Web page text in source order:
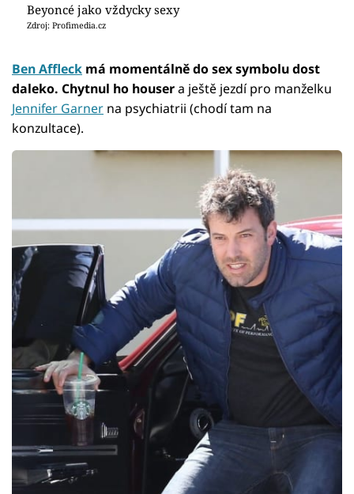
Beyoncé jako vždycky sexy
Zdroj: Profimedia.cz
Ben Affleck má momentálně do sex symbolu dost
daleko. Chytnul ho housera ještě jezdí pro manželku
Jennifer Garner na psychiatrii (chodí tam na
konzultace).